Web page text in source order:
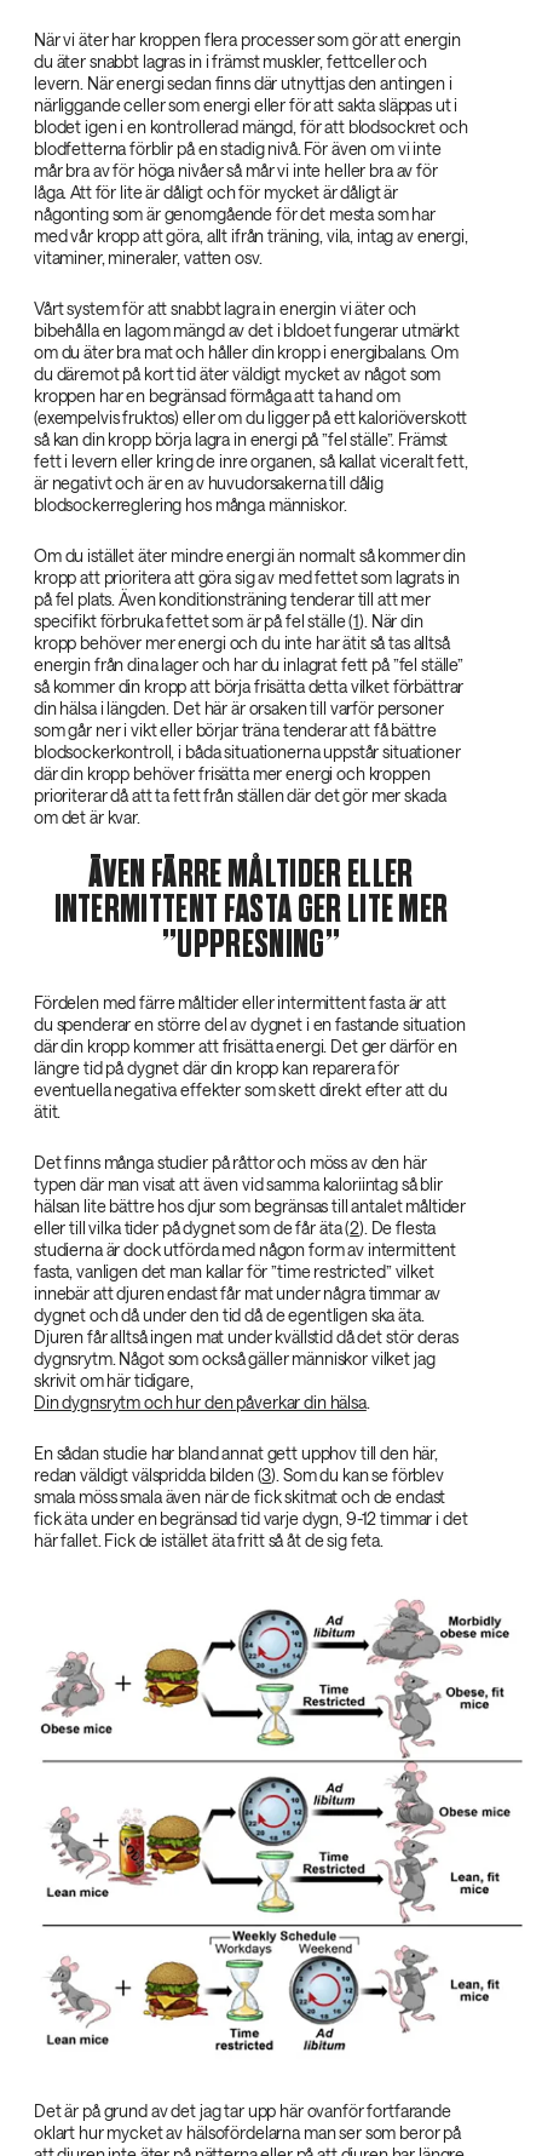
När vi äter har kroppen flera processer som gör att energin
du äter snabbt lagras in i främst muskler, fettceller och
levern. När energi sedan finns där utnyttjas den antingen i
närliggande celler som energi eller för att sakta släppas ut i
blodet igen i en kontrollerad mängd, för att blodsockret och
blodfetterna förblir på en stadig nivå. För även om vi inte
mår bra av för höga nivåer så mår vi inte heller bra av för
låga. Att för lite är dåligt och för mycket är dåligt är
någonting som är genomgående för det mesta som har
med vår kropp att göra, allt ifrån träning, vila, intag av energi,
vitaminer, mineraler, vatten osv.
Vårt system för att snabbt lagra in energin vi äter och
bibehålla en lagom mängd av det i bldoet fungerar utmärkt
om du äter bra mat och håller din kropp i energibalans. Om
du däremot på kort tid äter väldigt mycket av något som
kroppen har en begränsad förmåga att ta hand om
(exempelvis fruktos) eller om du ligger på ett kaloriöverskott
så kan din kropp börja lagra in energi på ”fel ställe”. Främst
fett i levern eller kring de inre organen, så kallat viceralt fett,
är negativt och är en av huvudorsakerna till dålig
blodsockerreglering hos många människor.
Om du istället äter mindre energi än normalt så kommer din
kropp att prioritera att göra sig av med fettet som lagrats in
på fel plats. Även konditionsträning tenderar till att mer
specifikt förbruka fettet som är på fel ställe (1). När din
kropp behöver mer energi och du inte har ätit så tas alltså
energin från dina lager och har du inlagrat fett på ”fel ställe”
så kommer din kropp att börja frisätta detta vilket förbättrar
din hälsa i längden. Det här är orsaken till varför personer
som går ner i vikt eller börjar träna tenderar att få bättre
blodsockerkontroll, i båda situationerna uppstår situationer
där din kropp behöver frisätta mer energi och kroppen
prioriterar då att ta fett från ställen där det gör mer skada
om det är kvar.
ÄVEN FÄRRE MÅLTIDER ELLER
INTERMITTENT FASTA GER LITE MER
”UPPRESNING”
Fördelen med färre måltider eller intermittent fasta är att
du spenderar en större del av dygnet i en fastande situation
där din kropp kommer att frisätta energi. Det ger därför en
längre tid på dygnet där din kropp kan reparera för
eventuella negativa effekter som skett direkt efter att du
ätit.
Det finns många studier på råttor och möss av den här
typen där man visat att även vid samma kaloriintag så blir
hälsan lite bättre hos djur som begränsas till antalet måltider
eller till vilka tider på dygnet som de får äta (2). De flesta
studierna är dock utförda med någon form av intermittent
fasta, vanligen det man kallar för ”time restricted” vilket
innebär att djuren endast får mat under några timmar av
dygnet och då under den tid då de egentligen ska äta.
Djuren får alltså ingen mat under kvällstid då det stör deras
dygnsrytm. Något som också gäller människor vilket jag
skrivit om här tidigare,
Din dygnsrytm och hur den påverkar din hälsa.
En sådan studie har bland annat gett upphov till den här,
redan väldigt välspridda bilden (3). Som du kan se förblev
smala möss smala även när de fick skitmat och de endast
fick äta under en begränsad tid varje dygn, 9-12 timmar i det
här fallet. Fick de istället äta fritt så åt de sig feta.
Det är på grund av det jag tar upp här ovanför fortfarande
oklart hur mycket av hälsofördelarna man ser som beror på